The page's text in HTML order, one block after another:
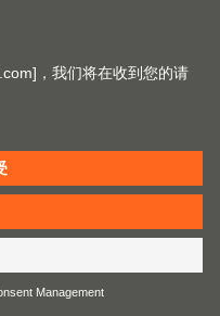
EASY ASSEMBLY
Blum 百隆推出的这款